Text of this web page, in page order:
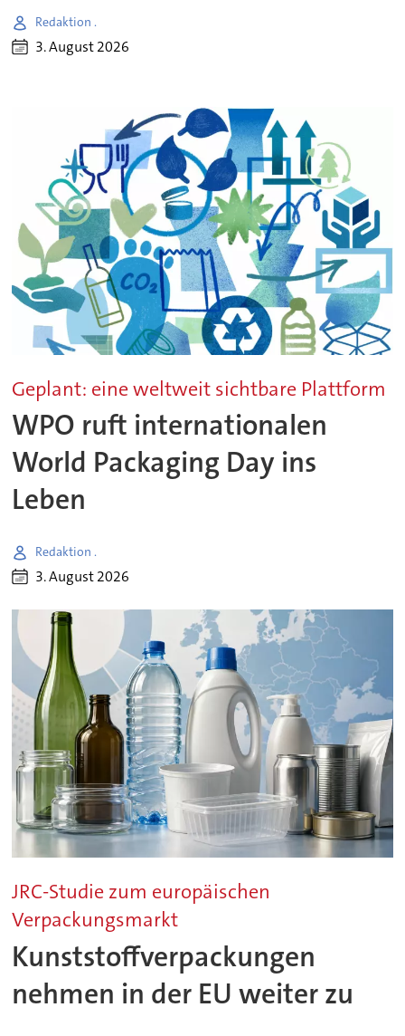
Redaktion .
3. August 2026
Geplant: eine weltweit sichtbare Plattform
WPO ruft internationalen
World Packaging Day ins
Leben
Redaktion .
3. August 2026
JRC-Studie zum europäischen
Verpackungsmarkt
Kunststoffverpackungen
nehmen in der EU weiter zu